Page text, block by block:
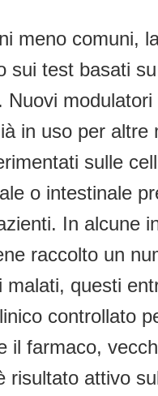
meno comuni,
sui test basati
. Nuovi
in uso per altre
sulle
o intestinale
In alcune
raccolto un
malati, questi
controllato
il farmaco,
risultato attivo